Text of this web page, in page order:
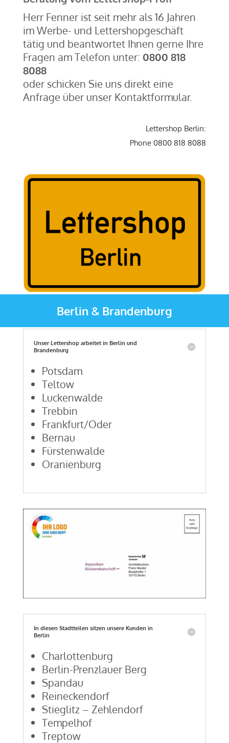
Herr Fenner ist seit mehr als 16 Jahren
im Werbe- und Lettershopgeschäft
tätig und beantwortet Ihnen gerne Ihre
Fragen am Telefon unter: 0800 818
8088
oder schicken Sie uns direkt eine
Anfrage über unser Kontaktformular.
Lettershop Berlin:
Phone 0800 818 8088
Berlin & Brandenburg
Unser Lettershop arbeitet in Berlin und
Brandenburg
Potsdam
Teltow
Luckenwalde
Trebbin
Frankfurt/Oder
Bernau
Fürstenwalde
Oranienburg
In diesen Stadtteilen sitzen unsere Kunden in
Berlin
Charlottenburg
Berlin-Prenzlauer Berg
Spandau
Reineckendorf
Stieglitz – Zehlendorf
Tempelhof
Treptow